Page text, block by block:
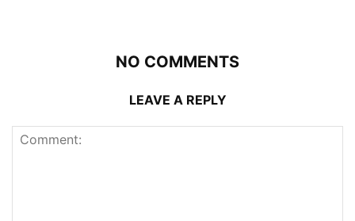
NO COMMENTS
LEAVE A REPLY